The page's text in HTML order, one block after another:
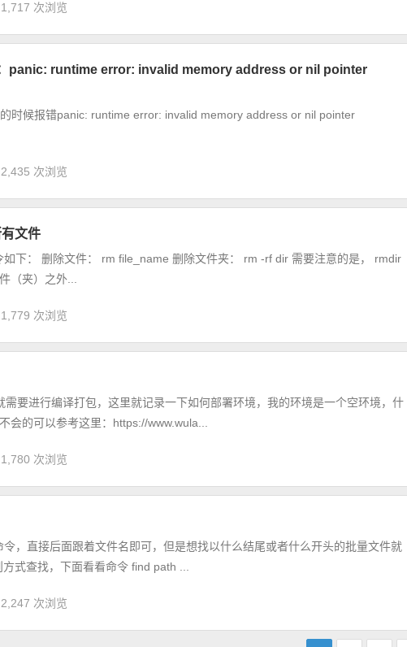
1,717 次浏览
panic: runtime error: invalid memory address or nil pointer
时候报错panic: runtime error: invalid memory address or nil pointer
2,435 次浏览
文件
下： 删除文件： rm file_name 删除文件夹： rm -rf dir 需要注意的是， rmdir
（夹）之外...
1,779 次浏览
要进行编译打包，这里就记录一下如何部署环境，我的环境是一个空环境，什
会的可以参考这里：https://www.wula...
1,780 次浏览
，直接后面跟着文件名即可，但是想找以什么结尾或者什么开头的批量文件就
式查找，下面看看命令 find path ...
2,247 次浏览